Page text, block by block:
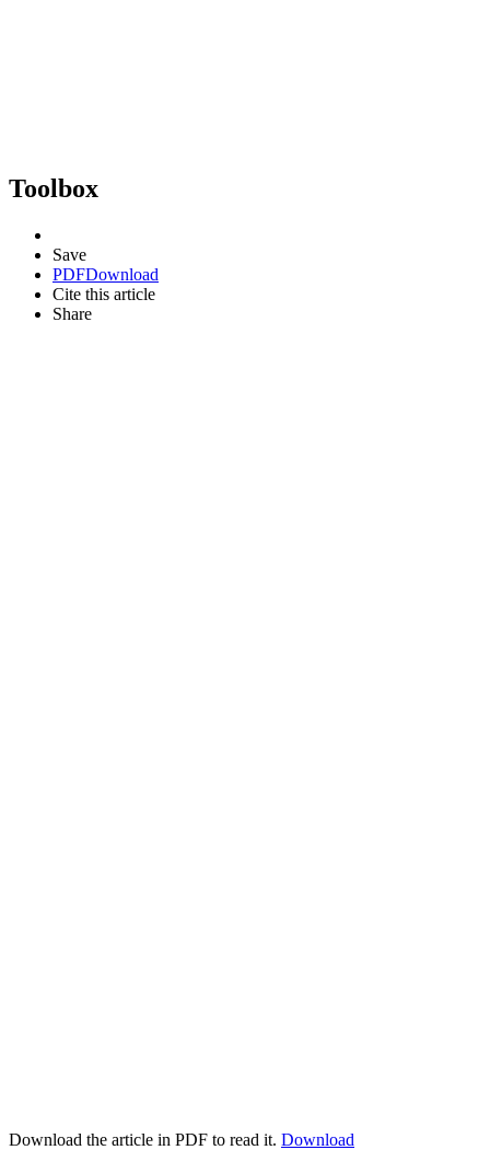
Toolbox
Save
PDFDownload
Cite this article
Share
Download the article in PDF to read it. Download